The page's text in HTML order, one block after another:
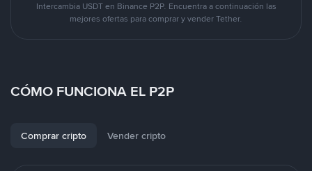
Intercambia USDT en Binance P2P. Encuentra a continuación las
mejores ofertas para comprar y vender Tether.
CÓMO FUNCIONA EL P2P
Comprar cripto Vender cripto